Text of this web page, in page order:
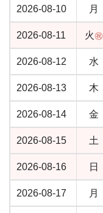
2026-08-10 月
2026-08-11 火㊗
2026-08-12 水
2026-08-13 木
2026-08-14 金
2026-08-15 土
2026-08-16 日
2026-08-17 月